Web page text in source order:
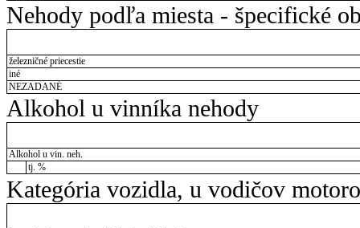
Nehody podľa miesta - špecifické
železničné priecestie
iné
NEZADANÉ
Alkohol u vinníka nehody
Alkohol u vin. neh.
tj. %
Kategória vozidla, u vodičov